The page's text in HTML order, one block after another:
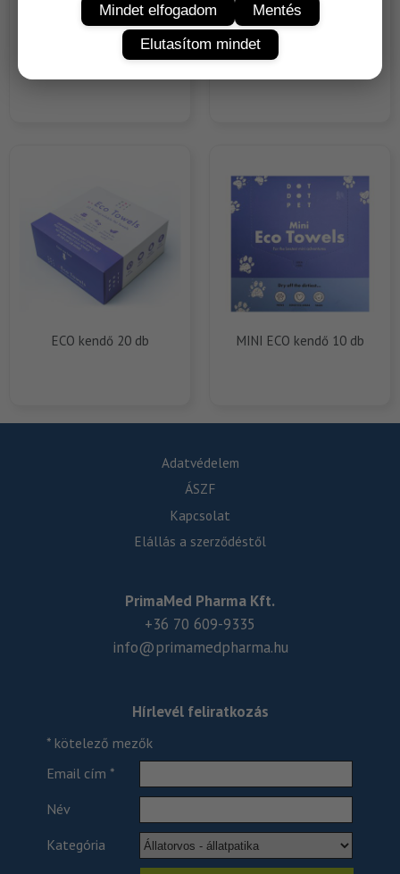
Science Selective Recovery
DotDotDog törölköző
ECO kendő 20 db MINI ECO kendő 10 db
Adatvédelem
ÁSZF
Kapcsolat
Elállás a szerződéstől
PrimaMed Pharma Kft.
+36 70 609-9335
info@primamedpharma.hu
Mindet elfogadom
Mentés
Elutasítom mindet